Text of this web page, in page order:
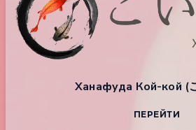
Ханафуда Кой-кой (
ПЕРЕЙТИ